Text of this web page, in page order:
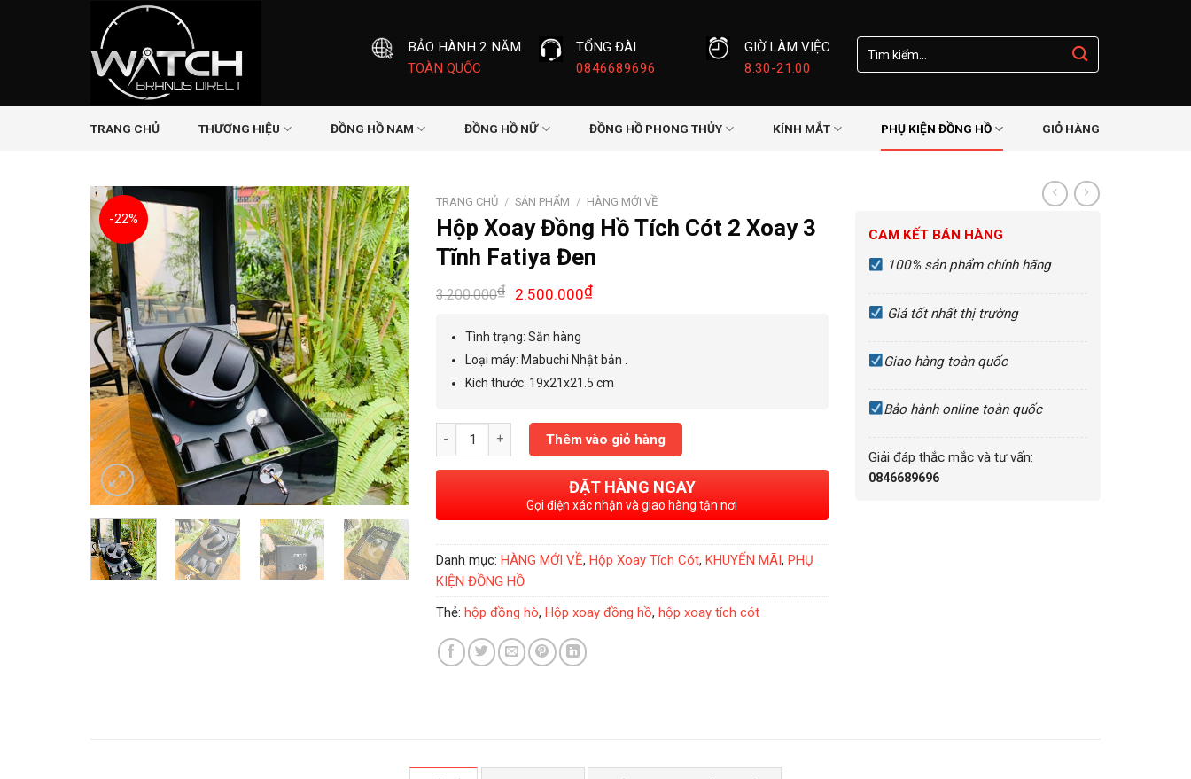
BẢO HÀNH 2 NĂM
TOÀN QUỐC
TỔNG ĐÀI
0846689696
GIỜ LÀM VIỆC
8:30-21:00
Tìm
kiếm:
TRANG CHỦ THƯƠNG HIỆU ĐỒNG HỒ NAM ĐỒNG HỒ NỮ ĐỒNG HỒ PHONG THỦY KÍNH MẮT PHỤ KIỆN ĐỒNG HỒ GIỎ HÀNG
-22%
TRANG CHỦ / SẢN PHẨM / HÀNG MỚI VỀ
Hộp Xoay Đồng Hồ Tích Cót 2 Xoay 3
Tĩnh Fatiya Đen
3.200.000₫
Giá
là:
3.200.000₫.
2.500.000₫Giá
là:
2.500.000₫.
Tình trạng: Sẵn hàng
Loại máy: Mabuchi Nhật bản .
Kích thước: 19x21x21.5 cm
Hộp Xoay Đồng Hồ Tích Cót 2 Xoay 3 Tĩnh Fatiya Đen số lượng
Thêm vào giỏ hàng
ĐẶT HÀNG NGAY
Gọi điện xác nhận và giao hàng tận nơi
Danh mục: HÀNG MỚI VỀ, Hộp Xoay Tích Cót, KHUYẾN MÃI, PHỤ
KIỆN ĐỒNG HỒ
Thẻ: hộp đồng hò, Hộp xoay đồng hồ, hộp xoay tích cót
CAM KẾT BÁN HÀNG
100% sản phẩm chính hãng
Giá tốt nhất thị trường
Giao hàng toàn quốc
Bảo hành online toàn quốc
Giải đáp thắc mắc và tư vấn:
0846689696